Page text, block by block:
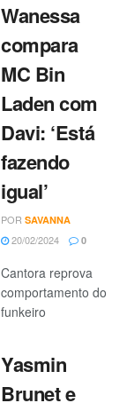
Wanessa
compara
MC Bin
Laden com
Davi: ‘Está
fazendo
igual’
POR SAVANNA
20/02/2024 0
Cantora reprova
comportamento do
funkeiro
Yasmin
Brunet e